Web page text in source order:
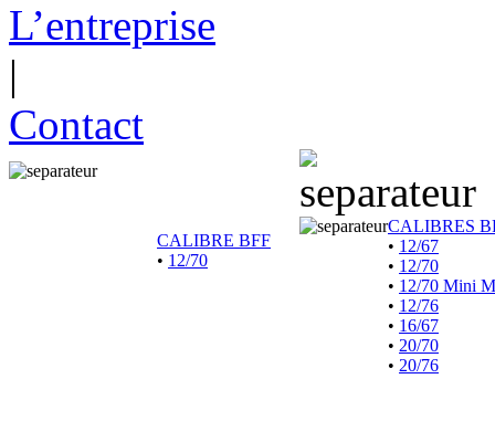
L’entreprise
|
Contact
CALIBRE BFF
• 12/70
CALIBRES
• 12/67
• 12/70
• 12/70 Mini
• 12/76
• 16/67
• 20/70
• 20/76